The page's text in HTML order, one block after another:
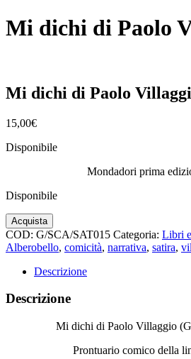
Mi dichi di Paolo
Mi dichi di Paolo
15,00€
Disponibile
Mondadori prima
Disponibile
Mi
dichi
di
Villaggio
Acquista
COD: G/SCA/SAT015 Categoria: Libri
Alberobello, comicità, narrativa, satira,
Descrizione
Descrizione
Mi dichi di Paolo Villaggio
Prontuario comico della